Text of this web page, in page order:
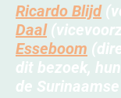
Ricardo Blijd
Daal
Esseboom
dit bezoek,
de